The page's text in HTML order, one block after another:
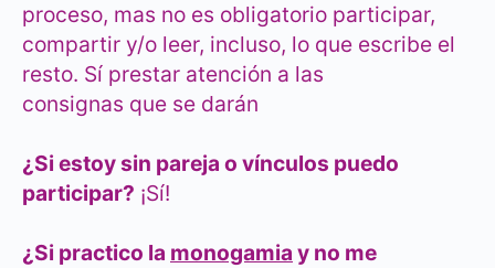
proceso, mas no es obligatorio participar,
compartir y/o leer, incluso, lo que escribe el
resto. Sí prestar atención a las
consignas que se darán
¿Si estoy sin pareja o vínculos puedo
participar? ¡Sí!
¿Si practico la monogamia y no me